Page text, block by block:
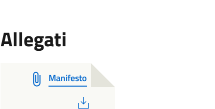
Allegati
Manifesto